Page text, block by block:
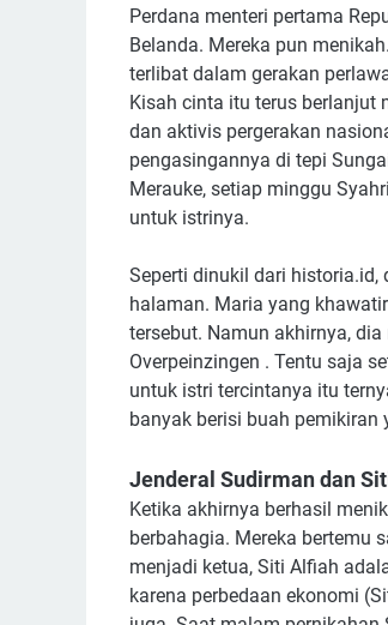
Perdana menteri pertama
Belanda. Mereka pun
terlibat dalam gerakan
Kisah cinta itu terus berlanjut
dan aktivis pergerakan
pengasingannya di tepi
Merauke, setiap minggu
untuk istrinya.
Seperti dinukil dari historia.id,
halaman. Maria yang
tersebut. Namun akhirnya,
Overpeinzingen . Tentu saja
untuk istri tercintanya itu
banyak berisi buah pemikiran
Jenderal Sudirman dan
Ketika akhirnya berhasil
berbahagia. Mereka bertemu
menjadi ketua, Siti Alfiah
karena perbedaan ekonomi